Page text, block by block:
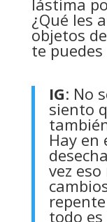
¿Qué les
objetos
te puedes
IG: No
siento
Hay en
vez
todo